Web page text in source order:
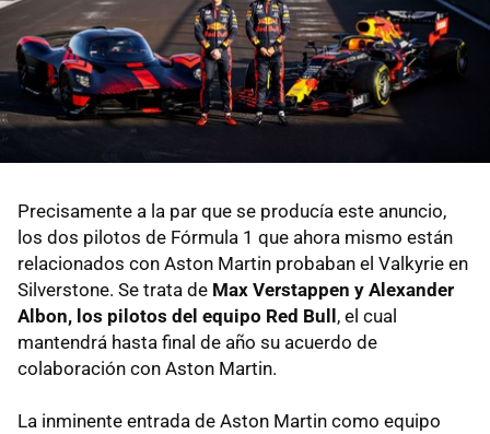
Precisamente a la par que se producía este anuncio,
los dos pilotos de Fórmula 1 que ahora mismo están
relacionados con Aston Martin probaban el Valkyrie en
Silverstone. Se trata de Max Verstappen y Alexander
Albon, los pilotos del equipo Red Bull, el cual
mantendrá hasta final de año su acuerdo de
colaboración con Aston Martin.
La inminente entrada de Aston Martin como equipo